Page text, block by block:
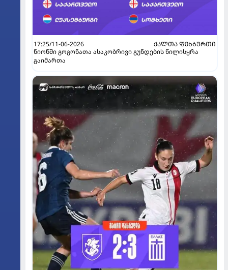
17:25/11-06-2026
ᲥᲐᲚᲗᲐ ᲤᲔᲮᲑᲣᲠᲗᲘ
ნიონში გოგონათა ასაკობრივი გუნდების წილისყრა
გაიმართა